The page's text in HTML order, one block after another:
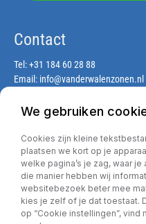
Contact
Tel:+31 184 60 28 88
Email: info@vanderwalenzonen.nl
Adres
Lekdijk 188
2967 GJ Langerak
Privacy policy
We gebruiken
Cookies zijn kleine
plaatsen we kort op je
welke pagina’s je zag, waar
die manier hebben wij
websitebezoek beter mee
kies je zelf of je dat toestaat.
op “Cookie instellingen”,